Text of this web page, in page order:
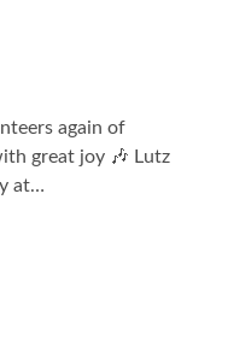
again of
great joy 🎶 Lutz
at…